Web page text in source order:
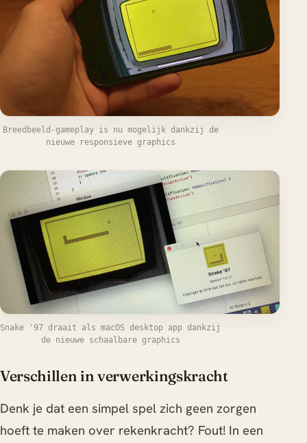
Breedbeeld-gameplay is nu mogelijk dankzij de
nieuwe responsieve graphics
Snake '97 draait als macOS desktop app dankzij
de nieuwe schaalbare graphics
Verschillen in verwerkingskracht
Denk je dat een simpel spel zich geen zorgen
hoeft te maken over rekenkracht? Fout! In een